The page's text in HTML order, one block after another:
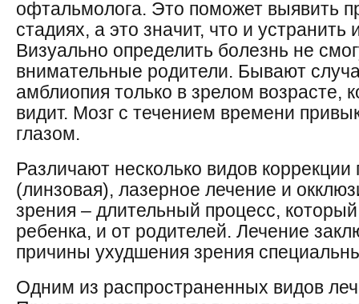
офтальмолога. Это поможет выявить
стадиях, а это значит, что и устранить
Визуально определить болезнь не
внимательные родители. Бывают
амблиопия только в зрелом возрасте,
видит. Мозг с течением времени
глазом.
Различают несколько видов коррекции
(линзовая), лазерное лечение и
зрения ‒ длительный процесс,
ребенка, и от родителей. Лечение
причины ухудшения зрения
Одним из распространенных видов